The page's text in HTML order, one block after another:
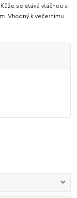
se stává vláčnou a
Vhodný k večernímu